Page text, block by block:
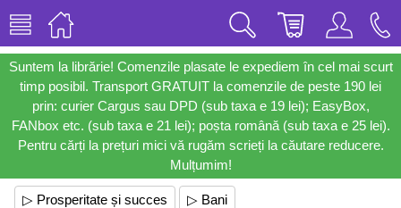
Suntem la librărie! Comenzile plasate le expediem în cel mai scurt
timp posibil. Transport GRATUIT la comenzile de peste 190 lei
prin: curier Cargus sau DPD (sub taxa e 19 lei); EasyBox,
FANbox etc. (sub taxa e 21 lei); poșta română (sub taxa e 25 lei).
Pentru cărți la prețuri mici vă rugăm scrieți la căutare reducere.
Mulțumim!
▷ Prosperitate și succes ▷ Bani